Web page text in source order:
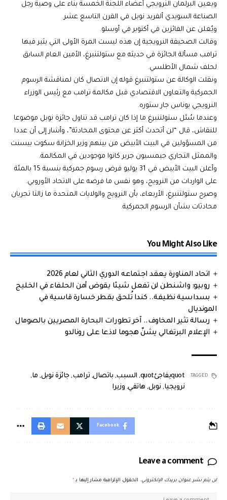
ويعين البرلمان النرويجي أعضاء اللجنة الخمسة بناء على وصية رجل
الصناعة السويدي ألفريد نوبل في القرن التاسع عشر.
ويُعلن عن الفائزين في أكتوبر في أوسلو.
وقالت الصحيفة النرويجية إن هذه ليست المرة الأولى التي يثير فيها
ترامب مسألة الجائزة في حديثه مع ستولتنبرغ، الأمين العام السابق
لحلف شمال الأطلسي.
ونقلت الوكالة عن ستولتنبرغ قوله إن الاتصال كان لمناقشة الرسوم
الجمركية والتعاون الاقتصادي قبل مكالمة ترامب مع رئيس الوزراء
النرويجي يوناس جار ستوره.
وعندما سُئل ستولتنبرغ ما إذا كان ترامب قد تناول جائزة نوبل موضوعا
للنقاش، قال “لن أتحدث أكثر عن محتوى المحادثة”، وأشار إلى أن عددا
من المسؤولين في البيت الأبيض من بينهم وزير الخزانة سكوت بيسنت
والممثل التجاري جيمسيون جرير كانوا موجودين في المكالمة.
وأعلن البيت الأبيض في 31 يوليو فرض رسوم جمركية بنسبة 15 بالمئة
على الواردات من النرويج، وهو نفس ما فرضه على الاتحاد الأوروبي.
وصرح ستولتنبرغ، الأربعاء، بأن النرويج والولايات المتحدة ما زالتا تجريان
محادثات بشأن الرسوم الجمركية.
You Might Also Like
اتحاد المناورة يعقد اجتماعه الدوري الثاني لعام 2026
روبيو: واشنطن لن تفعل شيئا يقوض أمن الحلفاء في الخليج
بسداسية نظيفة.. كندا تُلحق بقطر خسارة قاسية في
المونديال
رسالة تثير المخاوف.. آخر تطورات البحارة المصريين بالصومال
الإعلام البرتغالي يشنّ هجوما لاذعا على رونالدو
TAGGED: quotيفاجئquot , السبب, باتصال, ترامب,جائزة نوبل, ما,
نرويجيا, نوبل, هاتفي, وزيرا
Facebook
Leave a comment
لن يتم نشر عنوان بريدك الإلكتروني. الحقول الإلزامية مشار إليها بـ *